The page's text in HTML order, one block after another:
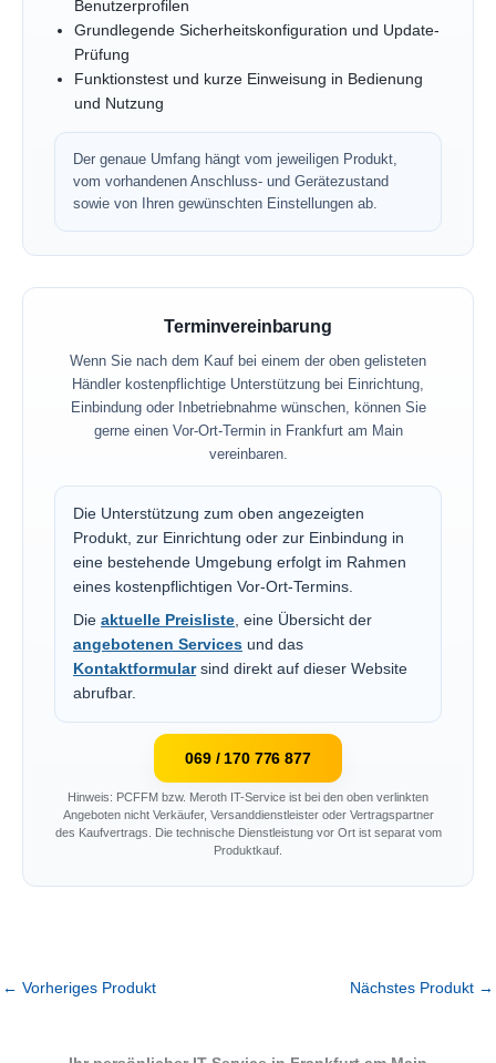
Benutzerprofilen
Grundlegende Sicherheitskonfiguration und Update-
Prüfung
Funktionstest und kurze Einweisung in Bedienung
und Nutzung
Der genaue Umfang hängt vom jeweiligen Produkt,
vom vorhandenen Anschluss- und Gerätezustand
sowie von Ihren gewünschten Einstellungen ab.
Terminvereinbarung
Wenn Sie nach dem Kauf bei einem der oben gelisteten
Händler kostenpflichtige Unterstützung bei Einrichtung,
Einbindung oder Inbetriebnahme wünschen, können Sie
gerne einen Vor-Ort-Termin in Frankfurt am Main
vereinbaren.
Die Unterstützung zum oben angezeigten
Produkt, zur Einrichtung oder zur Einbindung in
eine bestehende Umgebung erfolgt im Rahmen
eines kostenpflichtigen Vor-Ort-Termins.
Die aktuelle Preisliste , eine Übersicht der
angebotenen Services und das
Kontaktformularsind direkt auf dieser Website
abrufbar.
069 / 170 776 877
Hinweis: PCFFM bzw. Meroth IT-Service ist bei den oben verlinkten
Angeboten nicht Verkäufer, Versanddienstleister oder Vertragspartner
des Kaufvertrags. Die technische Dienstleistung vor Ort ist separat vom
Produktkauf.
← Vorheriges Produkt Nächstes Produkt →